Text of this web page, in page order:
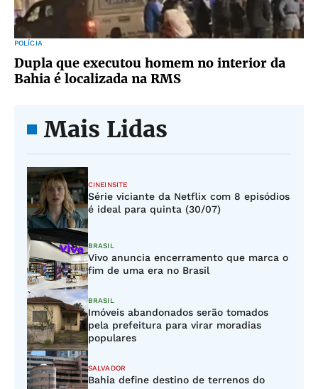
POLÍCIA
Dupla que executou homem no interior da
Bahia é localizada na RMS
Mais Lidas
CINEINSITE
Série viciante da Netflix com 8 episódios
é ideal para quinta (30/07)
BRASIL
Vivo anuncia encerramento que marca o
fim de uma era no Brasil
BRASIL
Imóveis abandonados serão tomados
pela prefeitura para virar moradias
populares
SALVADOR
Bahia define destino de terrenos do